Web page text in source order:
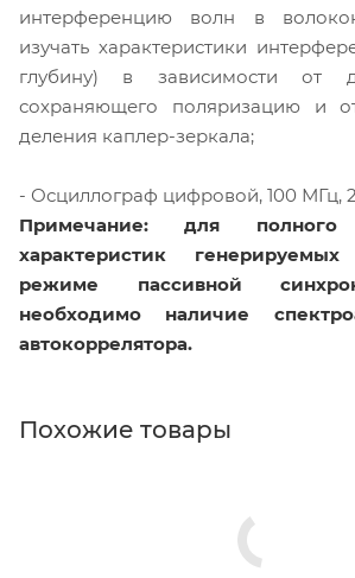
интерференцию волн в
изучать характеристики
глубину) в зависимости от
сохраняющего поляризацию и
деления каплер-зеркала;
- Осциллограф цифровой, 100 МГц, 2
Примечание: для полного
характеристик
режиме пассивной
необходимо наличие
автокоррелятора.
Похожие товары